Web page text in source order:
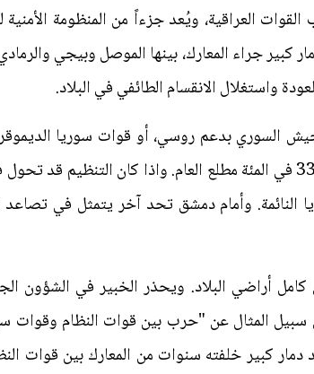
العراقية، ويُعد جزءاً من المنظومة الأمنية
كبير جراء المعارك، بينها الموصل وبيجي
واستغلال الانقسام الطائفي في البلاد.
السوري بدعم روسي، أو قوات سوريا
على خمسة في المئة فقط من مساحة البلاد مقابل 33 في المئة مطلع
وأمام دمشق تحد آخر يتمثل في تصاعد
أراضي البلاد. ويحذر الخبير في الشؤون
المثال عن "حرب بين قوات النظام وقوات
كبير خلفته سنوات من المعارك بين قوات